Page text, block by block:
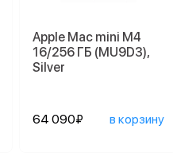
Apple Mac mini M4
16/256 ГБ (MU9D3),
Silver
64 090₽ в корзину